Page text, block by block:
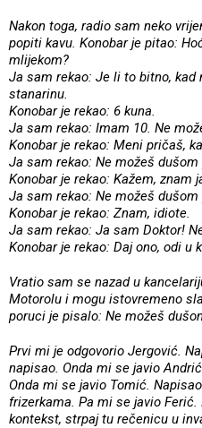
Nakon toga, radio sam neko
popiti kavu. Konobar je pitao:
mlijekom?
Ja sam rekao: Je li to bitno,
stanarinu.
Konobar je rekao: 6 kuna.
Ja sam rekao: Imam 10. Ne
Konobar je rekao: Meni pričaš,
Ja sam rekao: Ne možeš
Konobar je rekao: Kažem, znam
Ja sam rekao: Ne možeš
Konobar je rekao: Znam, idiote.
Ja sam rekao: Ja sam Doktor!
Konobar je rekao: Daj ono, odi u
Vratio sam se nazad u
Motorolu i mogu istovremeno
poruci je pisalo: Ne možeš
Prvi mi je odgovorio Jergović.
napisao. Onda mi se javio
Onda mi se javio Tomić.
frizerkama. Pa mi se javio
kontekst, strpaj tu rečenicu u